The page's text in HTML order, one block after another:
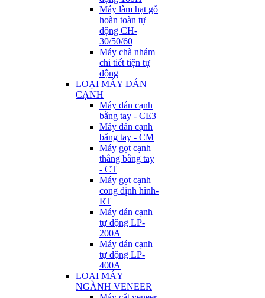
Máy làm hạt gỗ
hoàn toàn tự
động CH-
30/50/60
Máy chà nhám
chi tiết tiện tự
động
LOẠI MÁY DÁN
CẠNH
Máy dán cạnh
bằng tay - CE3
Máy dán cạnh
bằng tay - CM
Máy gọt cạnh
thẳng bằng tay
- CT
Máy gọt cạnh
cong định hình-
RT
Máy dán cạnh
tự động LP-
200A
Máy dán cạnh
tự động LP-
400A
LOẠI MÁY
NGÀNH VENEER